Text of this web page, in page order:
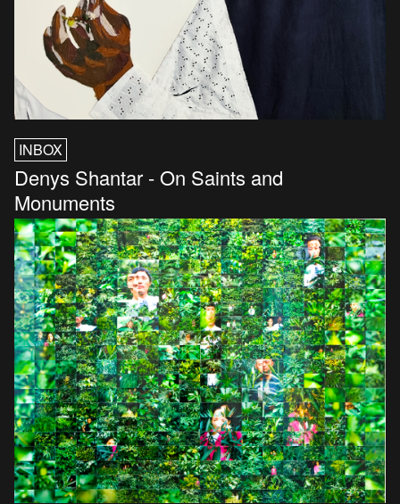
INBOX
Denys Shantar - On Saints and
Monuments